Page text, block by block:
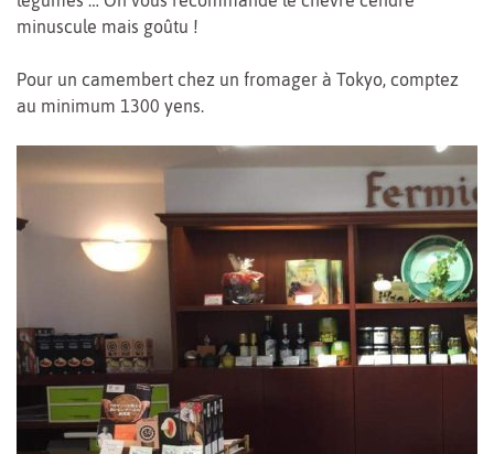
minuscule mais goûtu !
Pour un camembert chez un fromager à Tokyo, comptez
au minimum 1300 yens.